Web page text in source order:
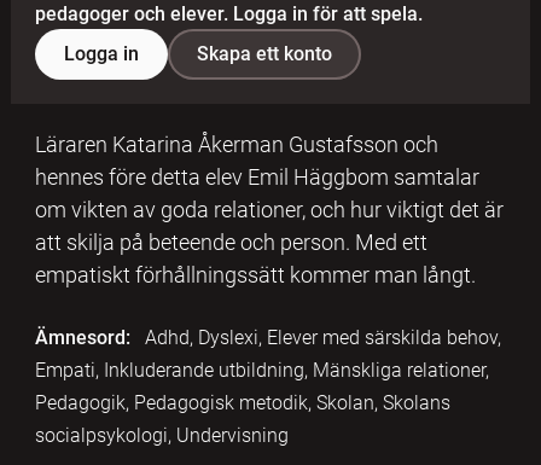
pedagoger och elever. Logga in för att spela.
Logga in
Skapa ett konto
Läraren Katarina Åkerman Gustafsson och
hennes före detta elev Emil Häggbom samtalar
om vikten av goda relationer, och hur viktigt det är
att skilja på beteende och person. Med ett
empatiskt förhållningssätt kommer man långt.
Ämnesord:
Adhd, Dyslexi, Elever med särskilda behov,
Empati, Inkluderande utbildning, Mänskliga relationer,
Pedagogik, Pedagogisk metodik, Skolan, Skolans
socialpsykologi, Undervisning